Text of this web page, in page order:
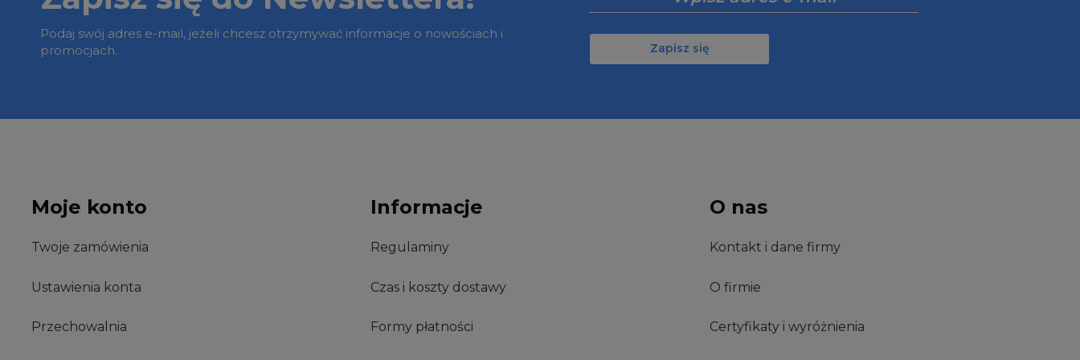
Podaj swój adres e-mail, jeżeli chcesz otrzymywać informacje o nowościach i
promocjach.
Zapisz się
Moje konto
Twoje zamówienia
Ustawienia konta
Przechowalnia
Informacje
Regulaminy
Czas i koszty dostawy
Formy płatności
O nas
Kontakt i dane firmy
O firmie
Certyfikaty i wyróżnienia